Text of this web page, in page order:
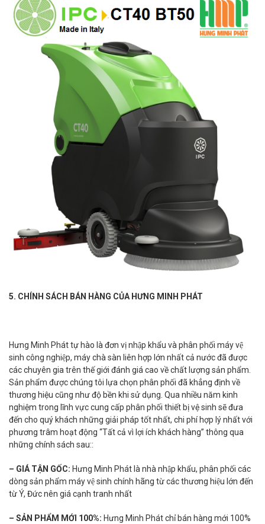
5. CHÍNH SÁCH BÁN HÀNG CỦA HƯNG MINH PHÁT
Hưng Minh Phát tự hào là đơn vị nhập khẩu và phân phối máy vệ
sinh công nghiệp, máy chà sàn liên hợp lớn nhất cả nước đã được
các chuyên gia trên thế giới đánh giá cao về chất lượng sản phẩm.
Sản phẩm được chúng tôi lựa chọn phân phối đã khẳng định về
thương hiệu cũng như độ bền khi sử dụng. Qua nhiều năm kinh
nghiệm trong lĩnh vực cung cấp phân phối thiết bị vệ sinh sẽ đưa
đến cho quý khách những giải pháp tốt nhất, chi phí hợp lý nhất với
phương trâm hoạt động “Tất cả vì lợi ích khách hàng” thông qua
những chính sách sau::
– GIÁ TẬN GỐC: Hưng Minh Phát là nhà nhập khẩu, phân phối các
dòng sản phẩm máy vệ sinh chính hãng từ các thương hiệu lớn đến
từ Ý, Đức nên giá cạnh tranh nhất
– SẢN PHẨM MỚI 100%: Hưng Minh Phát chỉ bán hàng mới 100%